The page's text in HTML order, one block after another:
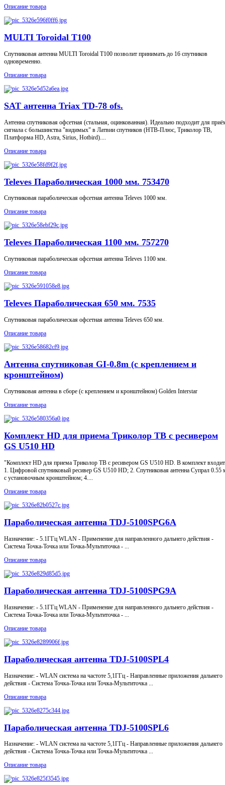
Описание товара
MULTI Toroidal T100
Спутниковая антенна MULTI Toroidal T100 позволит принимать до 16 спутников
одновременно.
Описание товара
SAT антенна Triax TD-78 ofs.
Антенна спутниковая офсетная (стальная, оцинкованная). Идеально подходит для
сигнала с большинства "видимых" в Латвии спутников (НТВ-Плюс, Триколор ТВ,
Платформа HD, Astra, Sirius, Hotbird)....
Описание товара
Televes Параболическая 1000 мм. 753470
Спутниковая параболическая офсетная антенна Televes 1000 мм.
Описание товара
Televes Параболическая 1100 мм. 757270
Спутниковая параболическая офсетная антенна Televes 1100 мм.
Описание товара
Televes Параболическая 650 мм. 7535
Спутниковая параболическая офсетная антенна Televes 650 мм.
Описание товара
Антенна спутниковая GI-0.8m (с креплением и
кронштейном)
Спутниковая антенна в сборе (с креплением и кронштейном) Golden Interstar
Описание товара
Комплект HD для приема Триколор ТВ с ресивером
GS U510 HD
"Комплект HD для приема Триколор ТВ с ресивером GS U510 HD. В комплект
1. Цифровой спутниковый ресивер GS U510 HD; 2. Спутниковая антенна Супрал 0.55
с установочным кронштейном; 4....
Описание товара
Параболическая антенна TDJ-5100SPG6A
Назначение: - 5.1ГГц WLAN - Применение для направленного дальнего действия -
Система Точка-Точка или Точка-Мультиточка - ...
Описание товара
Параболическая антенна TDJ-5100SPG9A
Назначение: - 5.1ГГц WLAN - Применение для направленного дальнего действия -
Система Точка-Точка или Точка-Мультиточка - ...
Описание товара
Параболическая антенна TDJ-5100SPL4
Назначение: - WLAN система на частоте 5,1ГГц - Направленные приложения дальнего
действия - Система Точка-Точка или Точка-Мультиточка ...
Описание товара
Параболическая антенна TDJ-5100SPL6
Назначение: - WLAN система на частоте 5,1ГГц - Направленные приложения дальнего
действия - Система Точка-Точка или Точка-Мультиточка ...
Описание товара